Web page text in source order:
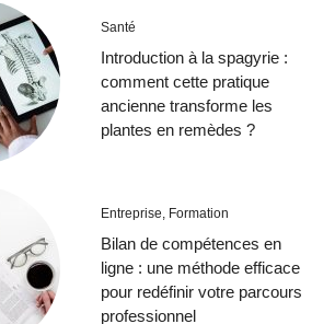
Santé
Introduction à la spagyrie :
comment cette pratique
ancienne transforme les
plantes en remèdes ?
Entreprise, Formation
Bilan de compétences en
ligne : une méthode efficace
pour redéfinir votre parcours
professionnel